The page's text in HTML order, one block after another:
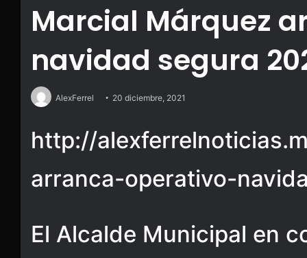
Marcial Márquez
navidad segura
AlexFerrel 20 diciembre, 2021
http://
arranca-operativo-
El Alcalde Municipal en